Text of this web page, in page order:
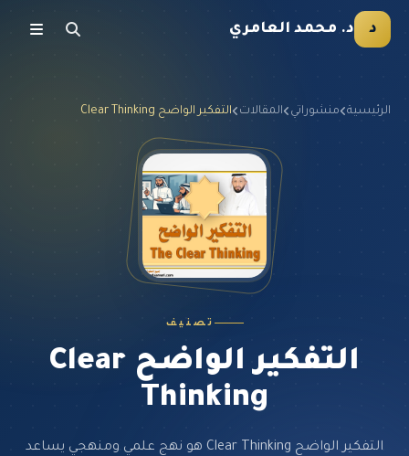
د د. محمد العامري
الرئيسية منشوراتي المقالات التفكير الواضح Clear Thinking
تصنيف
التفكير الواضح Clear
Thinking
التفكير الواضح Clear Thinking هو نهج علمي ومنهجي يساعد